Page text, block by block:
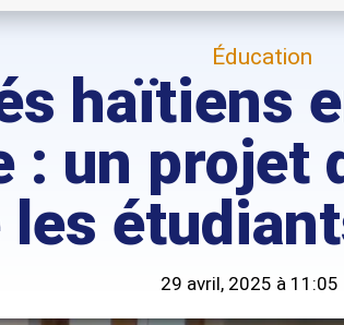
Éducation
haïtiens
: un projet
les
29 avril, 2025 à 11:05